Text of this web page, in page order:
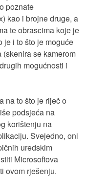
poznate
kao i brojne druge, a
te obrascima koje je
je i to što je moguće
se kamerom
mogućnosti i
na to što je riječ o
podsjeća na
korištenju na
Svejedno, oni
uredskim
Microsoftova
ovom rješenju.